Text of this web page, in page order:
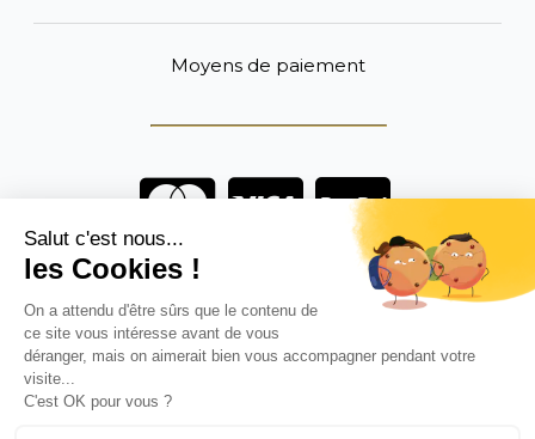
Moyens de paiement
Vous êtes un professionnel ?